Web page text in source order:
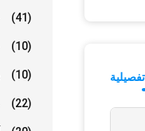
(41)
(10)
(10)
(22)